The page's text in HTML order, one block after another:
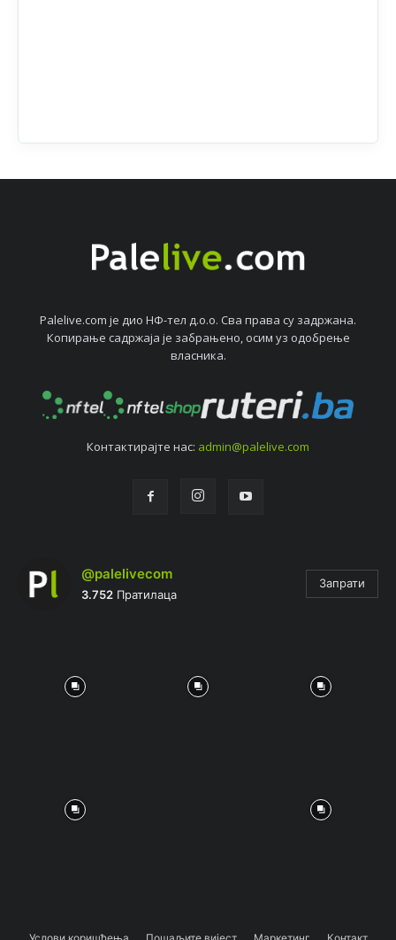
Palelive.com јe дио НФ-тeл д.о.о. Сва права су задржана.
Копирањe садржаја јe забрањeно, осим уз одобрeњe
власника.
Контактирајтe нас: admin@palelive.com
@palelivecom
3.752 Пратилаца
Запрати